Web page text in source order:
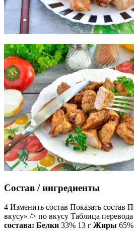
Состав / ингредиенты
4 Изменить состав Показать
вкусу» /> по вкусу Таблица
состава: Белки 33% 13 г Жиры